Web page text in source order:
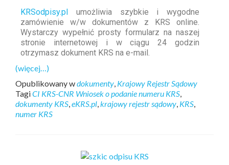
KRSodpisy.pl umożliwia szybkie i wygodne
zamówienie w/w dokumentów z KRS online.
Wystarczy wypełnić prosty formularz na naszej
stronie internetowej i w ciągu 24 godzin
otrzymasz dokument KRS na e-mail.
(więcej…)
Opublikowany wdokumenty Krajowy Rejestr Sądowy
TagiCI KRS-CNR Wniosek o podanie numeru KRS
dokumenty KRS eKRS.pl krajowy rejestr sądowy KRS
numer KRS